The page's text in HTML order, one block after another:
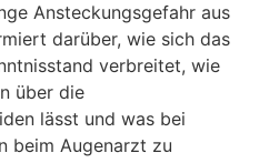
Ansteckungsgefahr aus
darüber, wie sich das
verbreitet, wie
über die
lässt und was bei
beim Augenarzt zu